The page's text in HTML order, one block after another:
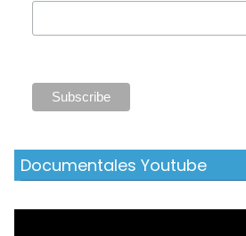
Documentales Youtube